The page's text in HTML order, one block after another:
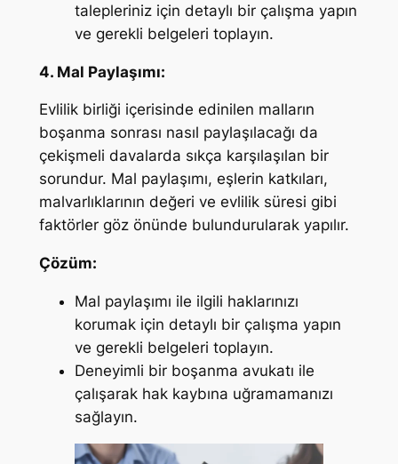
talepleriniz için detaylı bir çalışma yapın
ve gerekli belgeleri toplayın.
4. Mal Paylaşımı:
Evlilik birliği içerisinde edinilen malların
boşanma sonrası nasıl paylaşılacağı da
çekişmeli davalarda sıkça karşılaşılan bir
sorundur. Mal paylaşımı, eşlerin katkıları,
malvarlıklarının değeri ve evlilik süresi gibi
faktörler göz önünde bulundurularak yapılır.
Çözüm:
Mal paylaşımı ile ilgili haklarınızı
korumak için detaylı bir çalışma yapın
ve gerekli belgeleri toplayın.
Deneyimli bir boşanma avukatı ile
çalışarak hak kaybına uğramamanızı
sağlayın.